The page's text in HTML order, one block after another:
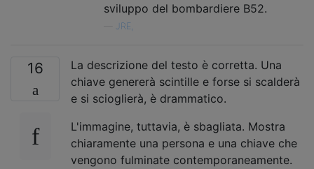
sviluppo del bombardiere B52.
JRE,
16
La descrizione del testo è corretta. Una
chiave genererà scintille e forse si scalderà
e si scioglierà, è drammatico.
L'immagine, tuttavia, è sbagliata. Mostra
chiaramente una persona e una chiave che
vengono fulminate contemporaneamente.